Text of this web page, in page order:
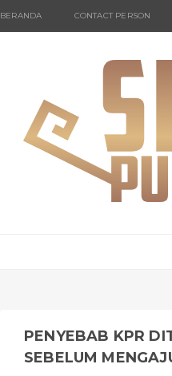
BERANDA CONTACT PERSON
PENYEBAB KPR
SEBELUM